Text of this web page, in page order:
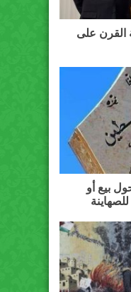
القرن على
بيع أو